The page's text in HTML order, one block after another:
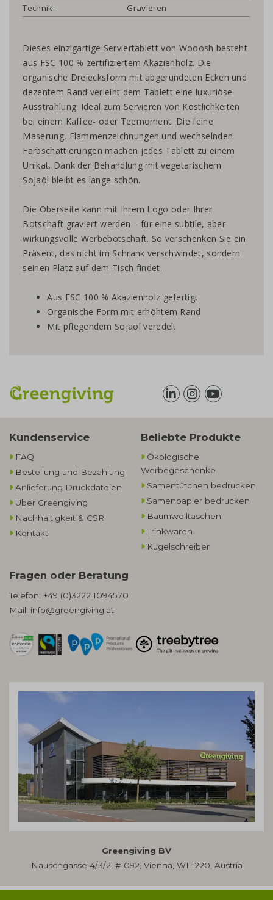
Technik:
Gravieren
Dieses einzigartige Serviertablett von Wooosh besteht
aus FSC 100 % zertifiziertem Akazienholz. Die
organische Dreiecksform mit abgerundeten Ecken und
dezentem Rand verleiht dem Tablett eine luxuriöse
Ausstrahlung. Ideal zum Servieren von Köstlichkeiten
bei einem Kaffee- oder Teemoment. Die feine
Maserung, Flammenzeichnungen und wechselnden
Farbschattierungen machen jedes Tablett zu einem
Unikat. Dank der Behandlung mit vegetarischem
Sojaöl bleibt es lange schön.
Die Oberseite kann mit Ihrem Logo oder Ihrer
Botschaft graviert werden – für eine subtile, aber
wirkungsvolle Werbebotschaft. So verschenken Sie ein
Präsent, das nicht im Schrank verschwindet, sondern
seinen Platz auf dem Tisch findet.
Aus FSC 100 % Akazienholz gefertigt
Organische Form mit erhöhtem Rand
Mit pflegendem Sojaöl veredelt
Kundenservice
FAQ
Bestellung und Bezahlung
Anlieferung Druckdateien
Über Greengiving
Nachhaltigkeit & CSR
Kontakt
Beliebte Produkte
Ökologische
Werbegeschenke​
Samentütchen bedrucken
Samenpapier bedrucken
Baumwolltaschen​
Trinkwaren
Kugelschreiber
Fragen oder Beratung
Telefon: +49 (0)3222 1094570
Mail: info@greengiving.at
Greengiving BV
Nauschgasse 4/3/2, #1092, Vienna, WI 1220, Austria